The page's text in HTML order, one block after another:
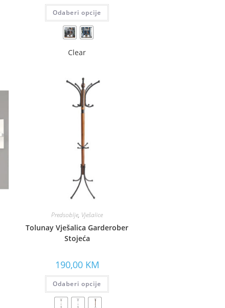
Odaberi opcije
Clear
Predsoblje, Vješalice
Tolunay Vješalica Garderober
Stojeća
190,00 KM
Odaberi opcije